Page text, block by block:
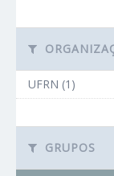
UFRN (1)
GRUPOS